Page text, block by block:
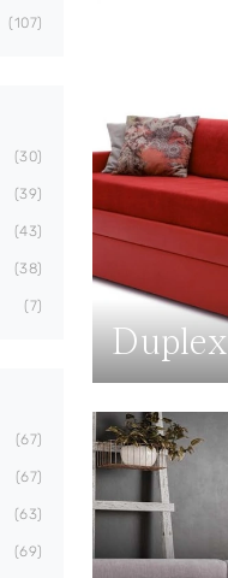
107
30
39
43
38
7
67
67
63
69
Duplex